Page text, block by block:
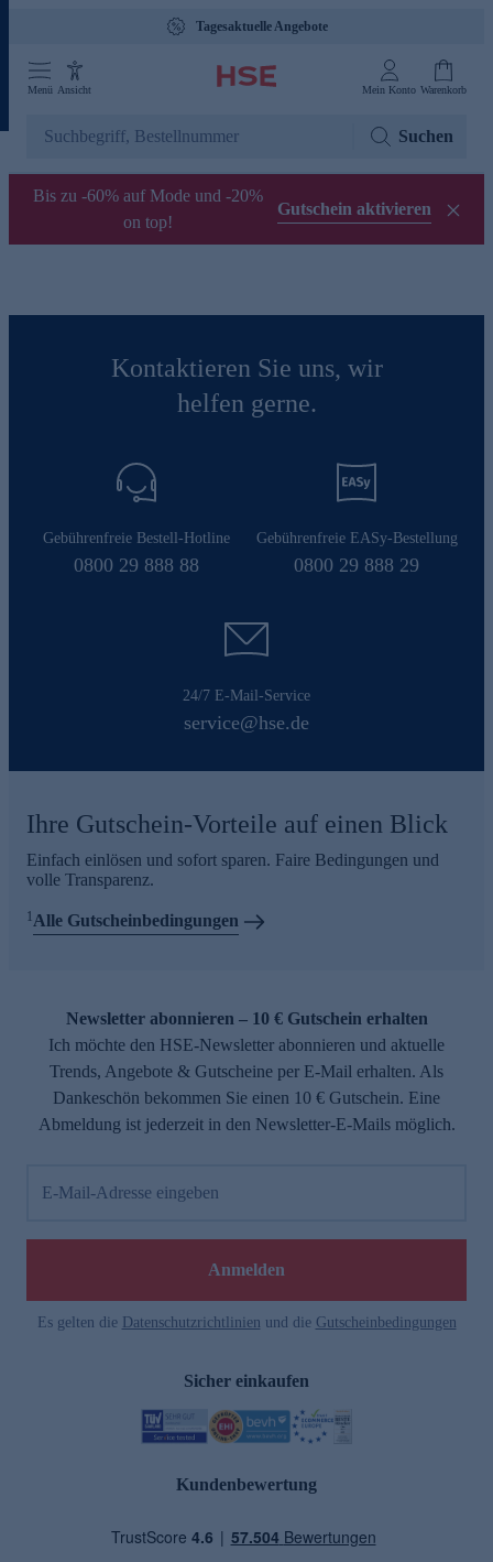
Tagesaktuelle Angebote
Menü Ansicht Mein Konto Warenkorb
Suchen
Bis zu -60% auf Mode und -20%
on top!
Gutschein aktivieren
Kontaktieren Sie uns, wir
helfen gerne.
Gebührenfreie Bestell-Hotline
0800 29 888 88
Gebührenfreie EASy-Bestellung
0800 29 888 29
24/7 E-Mail-Service
service@hse.de
Ihre Gutschein-Vorteile auf einen Blick
Einfach einlösen und sofort sparen. Faire Bedingungen und
volle Transparenz.
1Alle Gutscheinbedingungen
Newsletter abonnieren – 10 € Gutschein erhalten
Ich möchte den HSE-Newsletter abonnieren und aktuelle
Trends, Angebote & Gutscheine per E-Mail erhalten. Als
Dankeschön bekommen Sie einen 10 € Gutschein. Eine
Abmeldung ist jederzeit in den Newsletter-E-Mails möglich.
E-Mail-Adresse eingeben
Anmelden
Es gelten die Datenschutzrichtlinien und die Gutscheinbedingungen
Sicher einkaufen
Kundenbewertung